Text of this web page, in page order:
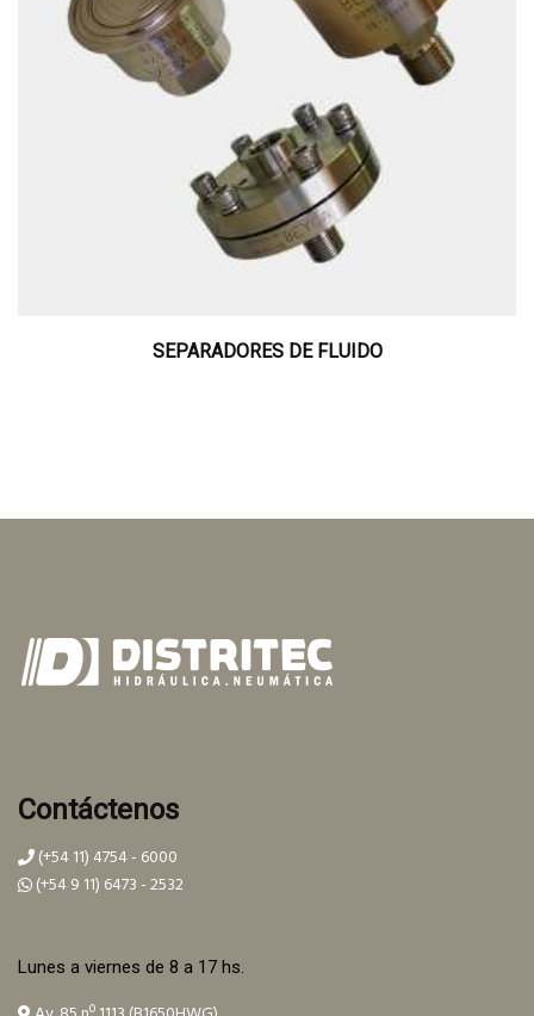
SEPARADORES DE FLUIDO
Contáctenos
(+54 11) 4754 - 6000
(+54 9 11) 6473 - 2532
Lunes a viernes de 8 a 17 hs.